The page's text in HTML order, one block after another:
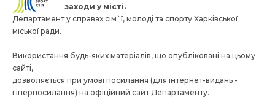
заходи у місті.
Департамент у справах сім`ї, молоді та спорту Харківської
міської ради.
Використання будь-яких матеріалів, що опубліковані на цьому
сайті,
дозволяється при умові посилання (для інтернет-видань -
гіперпосилання) на офіційний сайт Департаменту.